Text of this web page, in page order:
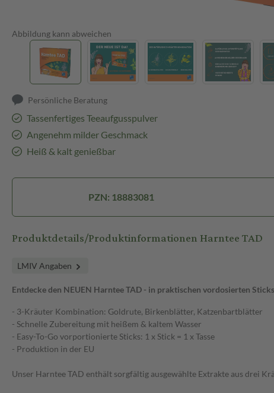
Abbildung kann abweichen
Persönliche Beratung
Tassenfertiges Teeaufgusspulver
Angenehm milder Geschmack
Heiß & kalt genießbar
PZN: 18883081
Produktdetails/Produktinformationen Harntee TAD
LMIV Angaben
Entdecke den NEUEN Harntee TAD - in praktischen vordosierten
- 3-Kräuter Kombination: Goldrute, Birkenblätter, Katzenbartblätter
- Schnelle Zubereitung mit heißem & kaltem Wasser
- Easy-To-Go vorportionierte Sticks: 1 x Stick = 1 x Tasse
- Produktion in der EU
Unser Harntee TAD enthält sorgfältig ausgewählte Extrakte aus drei